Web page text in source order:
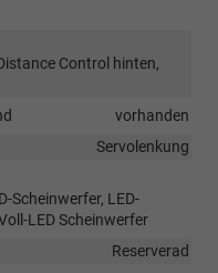
Control hinten,
vorhanden
Servolenkung
Scheinwerfer, LED-
LED Scheinwerfer
Reserverad